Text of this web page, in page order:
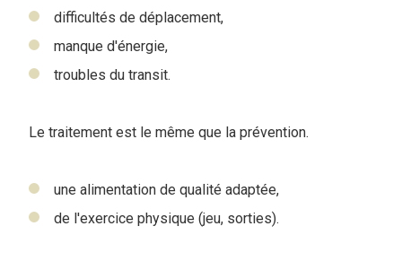
difficultés de déplacement,
manque d'énergie,
troubles du transit.
Le traitement est le même que la prévention.
une alimentation de qualité adaptée,
de l'exercice physique (jeu, sorties).